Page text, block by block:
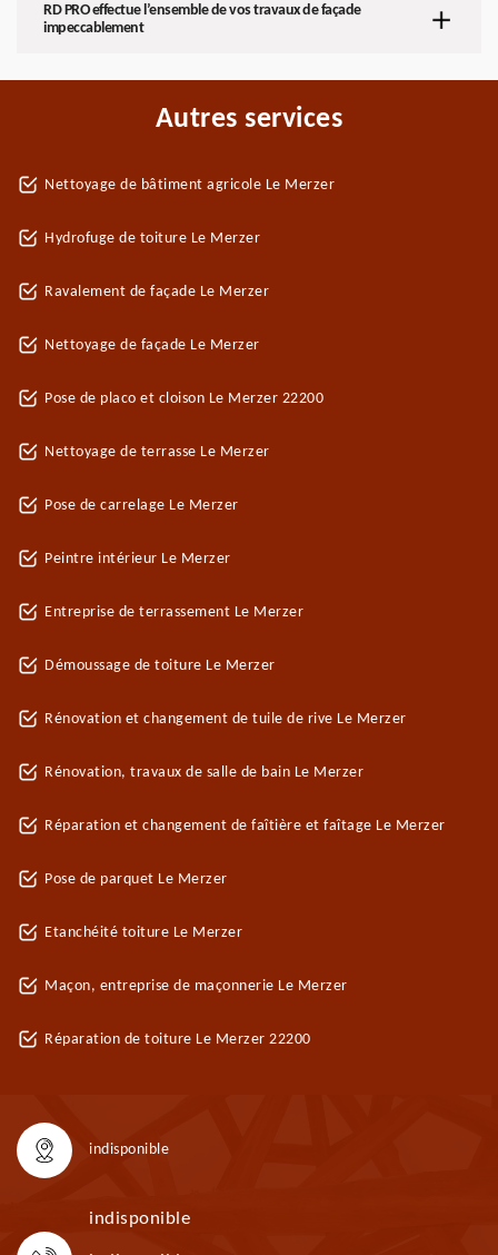
RD PRO effectue l’ensemble de vos travaux de façade
impeccablement
Autres services
Nettoyage de bâtiment agricole Le Merzer
Hydrofuge de toiture Le Merzer
Ravalement de façade Le Merzer
Nettoyage de façade Le Merzer
Pose de placo et cloison Le Merzer 22200
Nettoyage de terrasse Le Merzer
Pose de carrelage Le Merzer
Peintre intérieur Le Merzer
Entreprise de terrassement Le Merzer
Démoussage de toiture Le Merzer
Rénovation et changement de tuile de rive Le Merzer
Rénovation, travaux de salle de bain Le Merzer
Réparation et changement de faîtière et faîtage Le Merzer
Pose de parquet Le Merzer
Etanchéité toiture Le Merzer
Maçon, entreprise de maçonnerie Le Merzer
Réparation de toiture Le Merzer 22200
indisponible
indisponible